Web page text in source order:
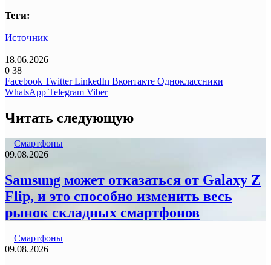
Теги:
Источник
18.06.2026
0 38
Facebook Twitter LinkedIn Вконтакте Одноклассники
WhatsApp Telegram Viber
Читать следующую
Смартфоны
09.08.2026
Samsung может отказаться от Galaxy Z
Flip, и это способно изменить весь
рынок складных смартфонов
Смартфоны
09.08.2026